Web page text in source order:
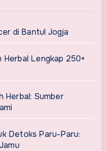
di Bantul Jogja
Herbal Lengkap 250+
Herbal: Sumber
Detoks Paru-Paru: